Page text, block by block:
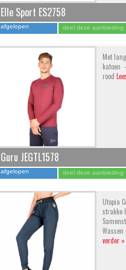
Elle Sport ES2758
afgelopen deel deze aanbieding
Met
katoen
rood
Guru JEGTL1578
afgelopen deel deze aanbieding
Utopia
strakke
Wassen
verder »